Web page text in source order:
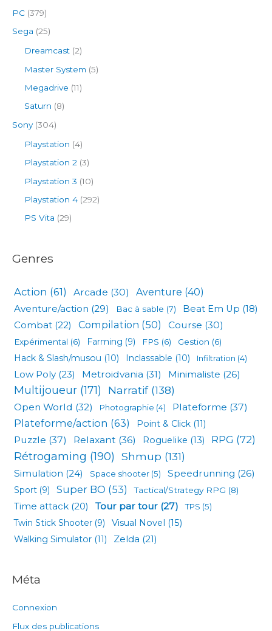
PC (379)
Sega (25)
Dreamcast (2)
Master System (5)
Megadrive (11)
Saturn (8)
Sony(304)
Playstation (4)
Playstation 2 (3)
Playstation 3 (10)
Playstation 4 (292)
PS Vita (29)
Genres
Action (61) Arcade (30) Aventure (40)
Aventure/action (29) Bac à sable (7) Beat Em Up (18)
Combat (22) Compilation (50) Course (30)
Expérimental (6) Farming (9) FPS (6) Gestion (6)
Hack & Slash/musou (10) Inclassable (10) Infiltration (4)
Low Poly (23) Metroidvania (31) Minimaliste (26)
Multijoueur (171) Narratif(138)
Open World (32) Photographie (4) Plateforme (37)
Plateforme/action (63) Point & Click (11)
Puzzle (37) Relaxant (36) Roguelike (13) RPG (72)
Rétrogaming (190) Shmup (131)
Simulation (24) Space shooter (5) Speedrunning (26)
Sport (9) Super BO (53) Tactical/Strategy RPG (8)
Time attack (20) Tour par tour (27) TPS (5)
Twin Stick Shooter (9) Visual Novel (15)
Walking Simulator (11) Zelda (21)
Méta
Connexion
Flux des publications